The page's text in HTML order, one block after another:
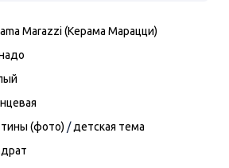
Marazzi (Керама Марацци)
(фото) /детская тема